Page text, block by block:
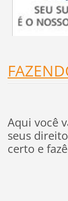
Aqui você
seus
certo e